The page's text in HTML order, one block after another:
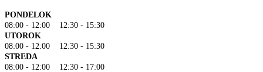
PONDELOK
08:00 - 12:00 12:30 - 15:30
UTOROK
08:00 - 12:00 12:30 - 15:30
STREDA
08:00 - 12:00 12:30 - 17:00